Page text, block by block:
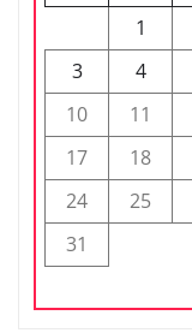
1
3
4
10
11
17
18
24
25
31